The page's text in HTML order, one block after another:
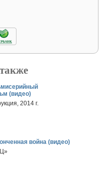
(видео)
2014 г.
война (видео)